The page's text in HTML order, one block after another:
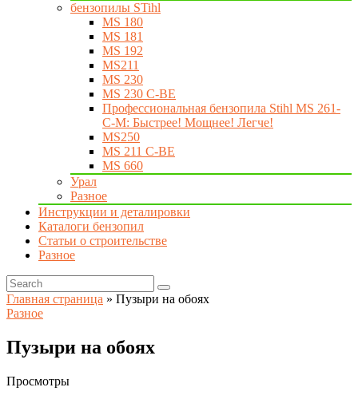
бензопилы STihl
MS 180
MS 181
MS 192
MS211
MS 230
MS 230 C-BE
Профессиональная бензопила Stihl MS 261-
C-M: Быстрее! Мощнее! Легче!
MS250
MS 211 C-BE
MS 660
Урал
Разное
Инструкции и деталировки
Каталоги бензопил
Статьи о строительстве
Разное
Главная страница » Пузыри на обоях
Разное
Пузыри на обоях
Просмотры